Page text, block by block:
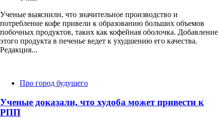
Ученые выяснили, что значительное производство и
потребление кофе привели к образованию больших объемов
побочных продуктов, таких как кофейная оболочка. Добавление
этого продукта в печенье ведет к ухудшению его качества.
Редакция...
КатегорииПро город будущего
Ученые доказали, что худоба может привести к
РПП